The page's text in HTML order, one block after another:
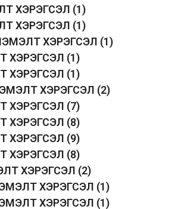
ХЭРЭГСЭЛ (1)
ХЭРЭГСЭЛ (1)
ХЭРЭГСЭЛ (1)
ХЭРЭГСЭЛ (1)
ХЭРЭГСЭЛ (1)
ХЭРЭГСЭЛ (2)
ХЭРЭГСЭЛ (7)
ХЭРЭГСЭЛ (8)
ХЭРЭГСЭЛ (9)
ХЭРЭГСЭЛ (8)
ХЭРЭГСЭЛ (2)
ХЭРЭГСЭЛ (1)
ХЭРЭГСЭЛ (1)